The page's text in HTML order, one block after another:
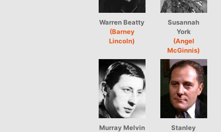
Warren Beatty
(Barney
Lincoln)
Susannah
York
(Angel
McGinnis)
Murray Melvin
Stanley